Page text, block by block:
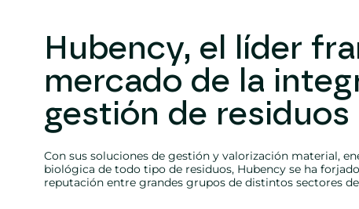
Hubency, el líder
mercado de la
gestión de residuos
Con sus soluciones de gestión y valorización material,
biológica de todo tipo de residuos, Hubency se ha
reputación entre grandes grupos de distintos sectores